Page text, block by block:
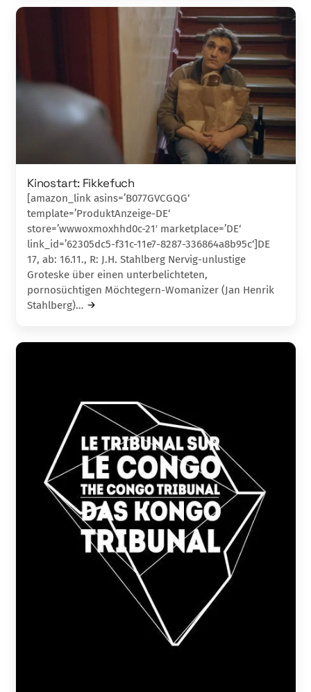
Kinostart: Fikkefuch
[amazon_link asins=’B077GVCGQG‘
template=’ProduktAnzeige-DE‘
store=’wwwoxmoxhhd0c-21′ marketplace=’DE‘
link_id=’62305dc5-f31c-11e7-8287-336864a8b95c‘]DE
17, ab: 16.11., R: J.H. Stahlberg Nervig-unlustige
Groteske über einen unterbelichteten,
pornosüchtigen Möchtegern-Womanizer (Jan Henrik
Stahlberg)…